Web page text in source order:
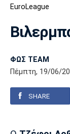
ΒΟΛΕΪ
AUTO-
Ποδόσφαιρο
Super
Super
Ελλάδα
Μπάσκετ
Ελλάδα
EuroLeague
Πόλο
EuroLeague
ΦΩΣ TEAM
Πέμπτη, 19/06/
SHARE